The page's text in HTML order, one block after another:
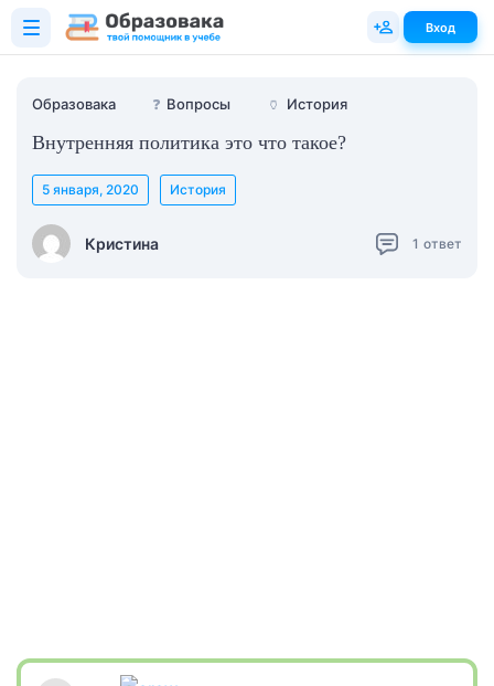
Образовака ❓ Вопросы 🏺 История
Внутренняя политика это что такое?
Кристина
5 января, 2020 История
1 ответ
Вход